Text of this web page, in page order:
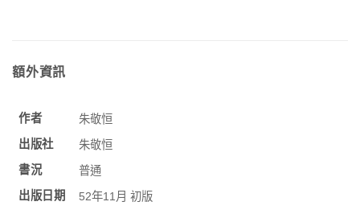
額外資訊
作者
朱敬恒
出版社
朱敬恒
書況
普通
出版日期
52年11月 初版